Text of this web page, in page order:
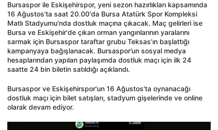
Bursaspor ile Eskişehirspor, yeni sezon hazırlıkları kapsamında
16 Ağustos’ta saat 20.00'da Bursa Atatürk Spor Kompleksi
Matlı Stadyumu'nda dostluk maçına çıkacak. Maç gelirleri ise
Bursa ve Eskişehir'de çıkan orman yangınlarının yaralarını
sarmak için Bursaspor taraftar grubu Teksas'ın başlattığı
kampanyaya bağışlanacak. Bursaspor’un sosyal medya
hesaplarından yapılan paylaşımda dostluk maçı için ilk 24
saatte 24 bin biletin satıldığı açıklandı.
Bursaspor ve Eskişehirspor'un 16 Ağustos'ta oynanacağı
dostluk maçı için bilet satışları, stadyum gişelerinde ve online
olarak devam ediyor.